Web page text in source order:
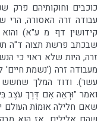
כוכבים וחוקותיהם
עבודה זרה האסורה,
קידושין דף מ ע"א)
שבכתב פרשת תצוה ד"ה
זרה, היות שלא ראוי כי
מעבודה זרה ('נשמת
עשר). ודוד המלך שחשש
ואמר "וּרְאֵה אִם דֶּרֶךְ עֹצֶב
שאם חלילה אוּמוֹת העולם